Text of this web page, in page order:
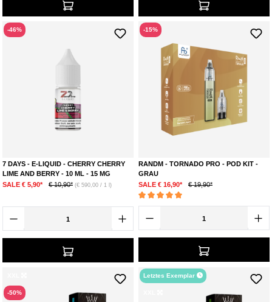
-46%
7 DAYS - E-LIQUID - CHERRY CHERRY
LIME AND BERRY - 10 ML - 15 MG
SALE € 5,90*
€ 10,90* (€ 590,00 / 1 l)
-15%
RANDM - TORNADO PRO - POD KIT -
GRAU
SALE € 16,90*
€ 19,90*
Durchschnittliche Bewertung von 5 von 5
-50%
Letztes Exemplar